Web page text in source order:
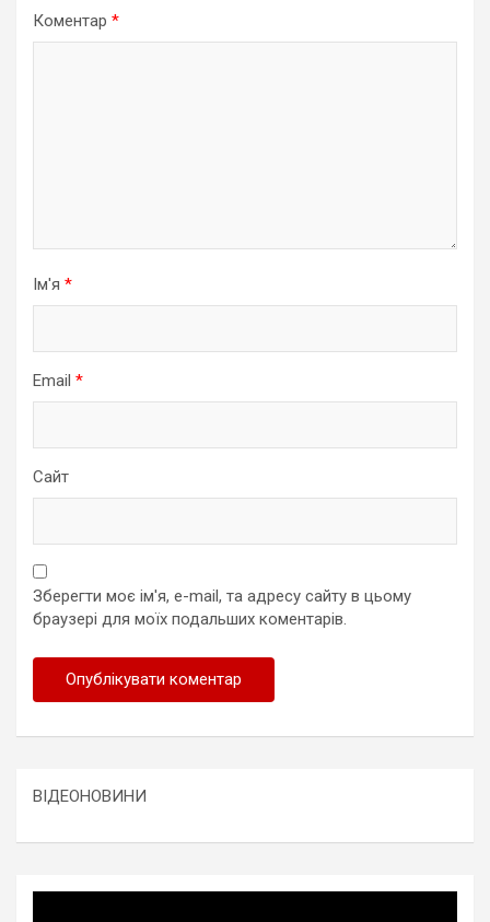
Коментар *
Ім'я *
Email *
Сайт
Зберегти моє ім'я, e-mail, та адресу сайту в цьому
браузері для моїх подальших коментарів.
ВІДЕОНОВИНИ